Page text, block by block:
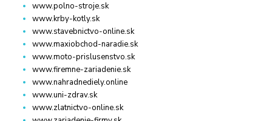
www.polno-stroje.sk
www.krby-kotly.sk
www.stavebnictvo-online.sk
www.maxiobchod-naradie.sk
www.moto-prislusenstvo.sk
www.firemne-zariadenie.sk
www.nahradnediely.online
www.uni-zdrav.sk
www.zlatnictvo-online.sk